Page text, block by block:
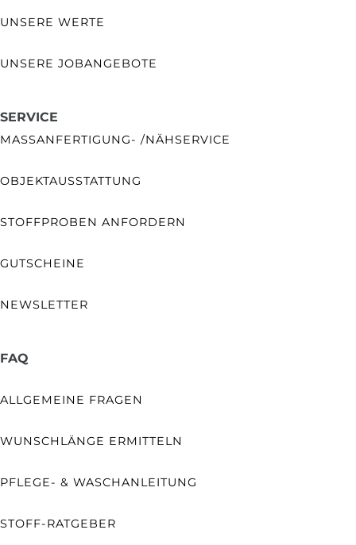
UNSERE WERTE
UNSERE JOBANGEBOTE
SERVICE
MASSANFERTIGUNG- /NÄHSERVICE
OBJEKTAUSSTATTUNG
STOFFPROBEN ANFORDERN
GUTSCHEINE
NEWSLETTER
FAQ
ALLGEMEINE FRAGEN
WUNSCHLÄNGE ERMITTELN
PFLEGE- & WASCHANLEITUNG
STOFF-RATGEBER